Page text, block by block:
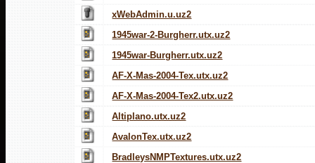
xWebAdmin.u.uz2
1945war-2-Burgherr.utx.uz2
1945war-Burgherr.utx.uz2
AF-X-Mas-2004-Tex.utx.uz2
AF-X-Mas-2004-Tex2.utx.uz2
Altiplano.utx.uz2
AvalonTex.utx.uz2
BradleysNMPTextures.utx.uz2